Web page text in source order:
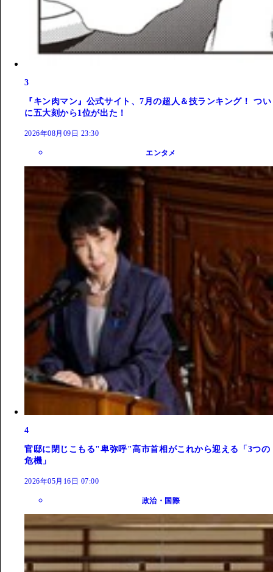
3
『キン肉マン』公式サイト、7月の超人＆技ランキング！ つい
に五大刻から1位が出た！
2026年08月09日 23:30
エンタメ
4
官邸に閉じこもる"卑弥呼"高市首相がこれから迎える「3つの
危機」
2026年05月16日 07:00
政治・国際